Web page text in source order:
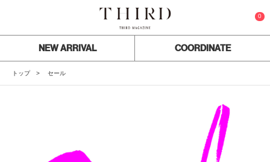
0
NEW ARRIVAL COORDINATE
トップ セール